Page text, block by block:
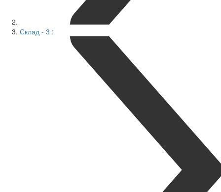
Склад - 3 :